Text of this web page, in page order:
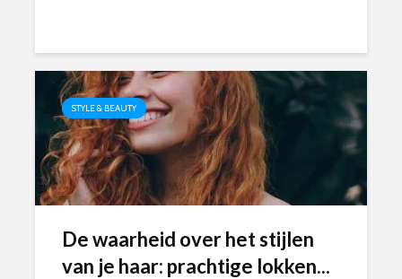
STYLE & BEAUTY
De waarheid over het stijlen
van je haar: prachtige lokken...